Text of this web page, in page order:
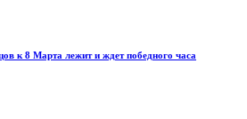
к 8 Марта лежит и ждет победного часа